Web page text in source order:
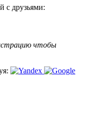
с друзьями:
чтобы